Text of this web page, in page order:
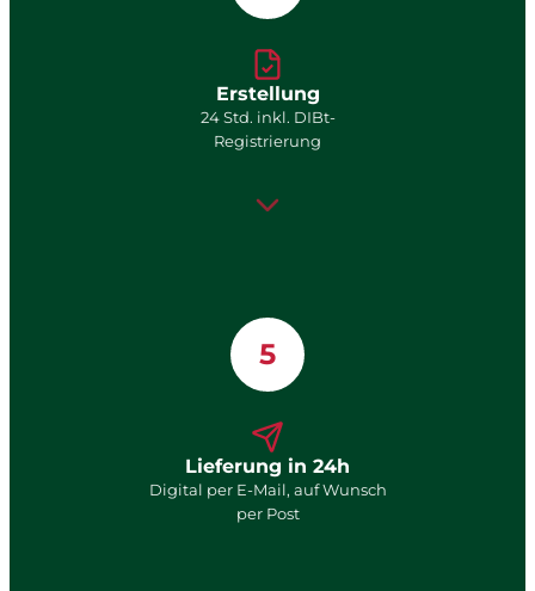
Erstellung
24 Std. inkl. DIBt-
Registrierung
5
Lieferung in 24h
Digital per E-Mail, auf Wunsch
per Post